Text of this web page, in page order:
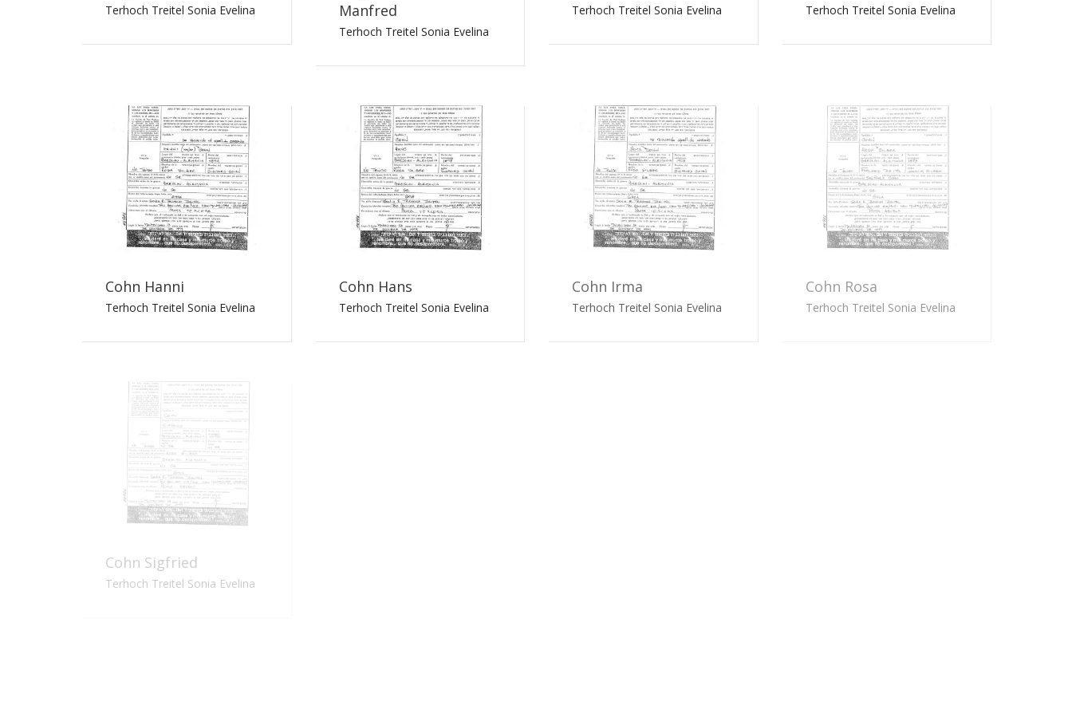
Terhoch Treitel Sonia Evelina
Manfred
Terhoch Treitel Sonia Evelina
Terhoch Treitel Sonia Evelina Terhoch Treitel Sonia Evelina
Cohn Hanni
Terhoch Treitel Sonia Evelina
Cohn Hans
Terhoch Treitel Sonia Evelina
Cohn Irma
Terhoch Treitel Sonia Evelina
Cohn Rosa
Terhoch Treitel Sonia Evelina
Cohn Sigfried
Terhoch Treitel Sonia Evelina